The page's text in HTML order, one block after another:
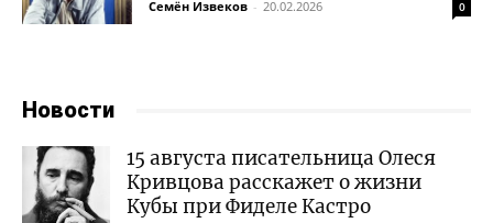
Семён Извеков - 20.02.2026 0
Новости
15 августа писательница Олеся
Кривцова расскажет о жизни
Кубы при Фиделе Кастро